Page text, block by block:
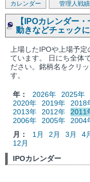
カレンダー
管理人戦績
【IPOカレンダー
動きなどチェックに
上場したIPOや上場予
ています。 日にち全体
ださい。銘柄名をクリ
す。
年： 2026年 2025年
2020年
2019年 2018
2013年
2012年 2011
2006年
2005年 2004
月：
1月 2月 3月 4
12月
IPOカレンダー